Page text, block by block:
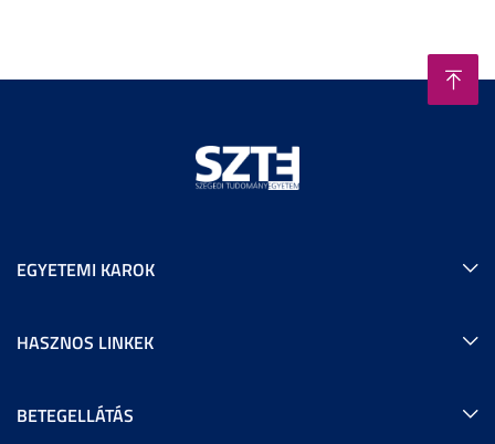
EGYETEMI KAROK
HASZNOS LINKEK
BETEGELLÁTÁS